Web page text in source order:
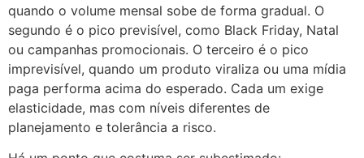
quando o volume mensal sobe de forma gradual. O
segundo é o pico previsível, como Black Friday, Natal
ou campanhas promocionais. O terceiro é o pico
imprevisível, quando um produto viraliza ou uma mídia
paga performa acima do esperado. Cada um exige
elasticidade, mas com níveis diferentes de
planejamento e tolerância a risco.